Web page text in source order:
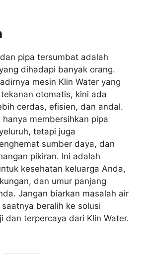
pipa tersumbat adalah
dihadapi banyak orang.
mesin Klin Water yang
otomatis, kini ada
cerdas, efisien, dan andal.
membersihkan pipa
tetapi juga
sumber daya, dan
pikiran. Ini adalah
kesehatan keluarga Anda,
dan umur panjang
Jangan biarkan masalah air
beralih ke solusi
dan terpercaya dari Klin Water.